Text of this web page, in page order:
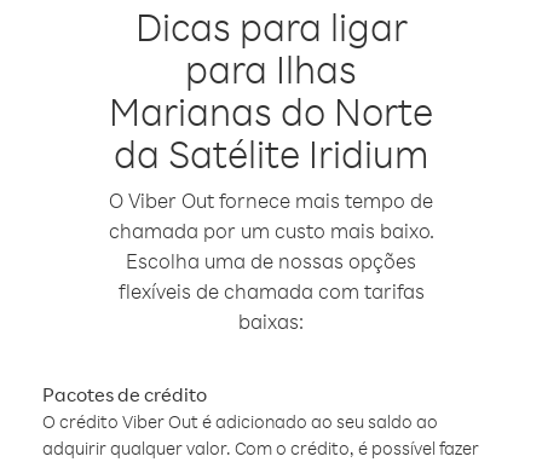
Dicas para ligar
para Ilhas
Marianas do Norte
da Satélite Iridium
O Viber Out fornece mais tempo de
chamada por um custo mais baixo.
Escolha uma de nossas opções
flexíveis de chamada com tarifas
baixas:
Pacotes de crédito
O crédito Viber Out é adicionado ao seu saldo ao
adquirir qualquer valor. Com o crédito, é possível fazer